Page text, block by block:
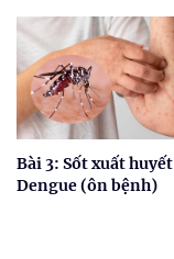
Bài 3: Sốt xuất huyết
Dengue (ôn bệnh)